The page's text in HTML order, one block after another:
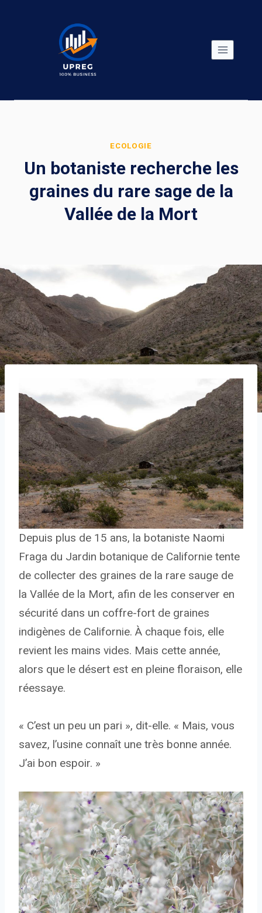
ECOLOGIE
Un botaniste recherche les
graines du rare sage de la
Vallée de la Mort
Depuis plus de 15 ans, la botaniste Naomi
Fraga du Jardin botanique de Californie tente
de collecter des graines de la rare sauge de
la Vallée de la Mort, afin de les conserver en
sécurité dans un coffre-fort de graines
indigènes de Californie. À chaque fois, elle
revient les mains vides. Mais cette année,
alors que le désert est en pleine floraison, elle
réessaye.
« C’est un peu un pari », dit-elle. « Mais, vous
savez, l’usine connaît une très bonne année.
J’ai bon espoir. »